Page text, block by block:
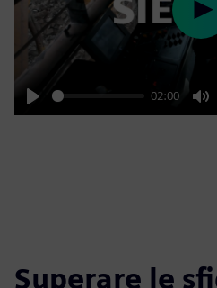
Play
02:00
Superare le